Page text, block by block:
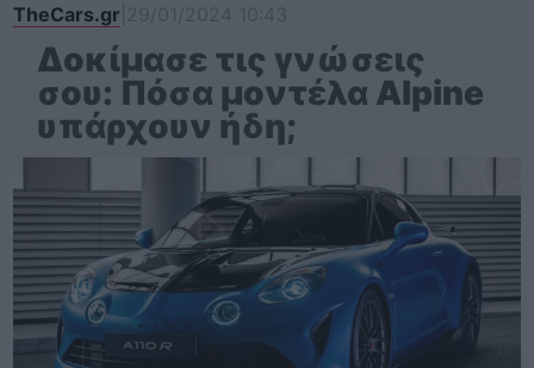
TheCars.gr
Δοκίμασε τις γνώσεις
σου: Πόσα μοντέλα Alpine
υπάρχουν ήδη;